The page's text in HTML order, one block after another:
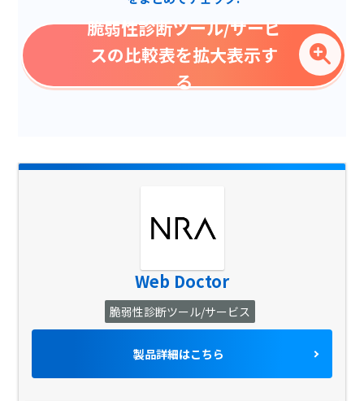
プラットフォーム診断
スマホアプリ（iOS・
Android）診断
SSL設定
X-Content-Type-Options
ヘッダの未設定
アプリケーションエラーの
脆弱性診断ツール/サービ
スの比較表を拡大表示す
る
Web Doctor
脆弱性診断ツール/サービス
製品詳細はこちら